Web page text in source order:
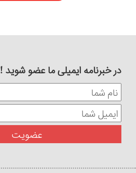
در خبرنامه ایمیلی ما عضو شوید !